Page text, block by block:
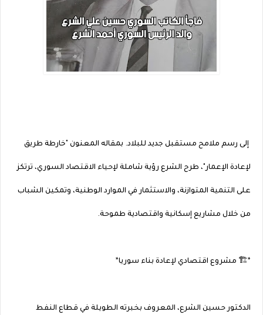
إلى رسم ملامح مستقبل جديد للبلاد. بمقاله المعنون "خارطة طريق
لإعادة الإعمار"، طرح الشرع رؤية شاملة لإحياء الاقتصاد السوري، ترتكز
على التنمية المتوازنة، والاستثمار في الموارد الوطنية، وتمكين الشباب
من خلال مشاريع إسكانية واقتصادية طموحة.
*🏗️ مشروع اقتصادي لإعادة بناء سوريا*
الدكتور حسين الشرع، المعروف بخبرته الطويلة في قطاع النفط